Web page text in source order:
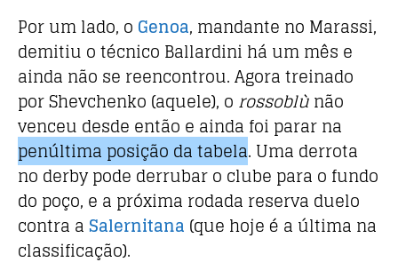
Por um lado, o Genoa, mandante no Marassi,
demitiu o técnico Ballardini há um mês e
ainda não se reencontrou. Agora treinado
por Shevchenko (aquele), o rossoblùnão
venceu desde então e ainda foi parar na
penúltima posição da tabela. Uma derrota
no derby pode derrubar o clube para o fundo
do poço, e a próxima rodada reserva duelo
contra aSalernitana (que hoje é a última na
classificação).